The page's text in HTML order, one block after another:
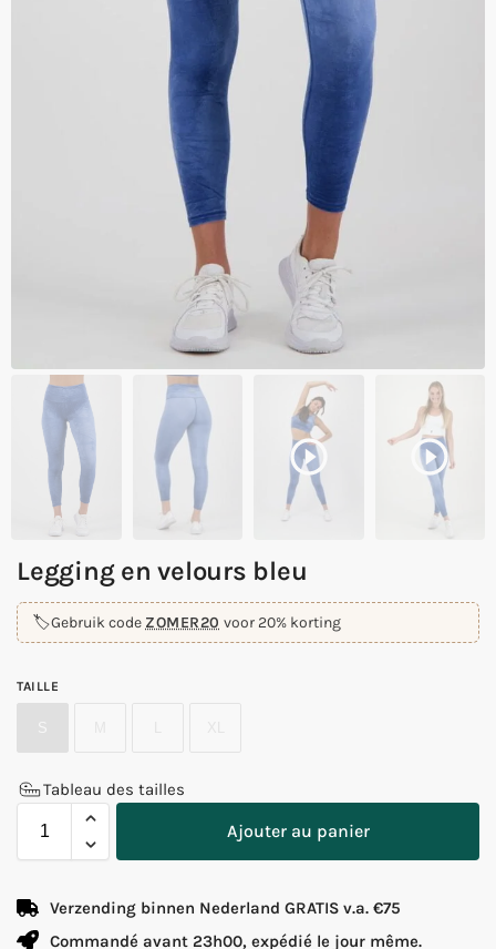
Legging en velours bleu
🏷️Gebruik code ZOMER20 voor 20% korting
TAILLE
S
Tableau des tailles
Ajouter au panier
Verzending binnen Nederland GRATIS v.a. €75
Commandé avant 23h00, expédié le jour même.